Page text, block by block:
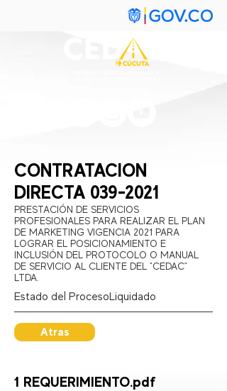
CONTRATACION
DIRECTA 039-2021
PRESTACIÓN DE SERVICIOS
PROFESIONALES PARA REALIZAR EL PLAN
DE MARKETING VIGENCIA 2021 PARA
LOGRAR EL POSICIONAMIENTO E
INCLUSIÓN DEL PROTOCOLO O MANUAL
DE SERVICIO AL CLIENTE DEL "CEDAC"
LTDA.
Estado del Proceso:Liquidado
Atras
1 REQUERIMIENTO.pdf